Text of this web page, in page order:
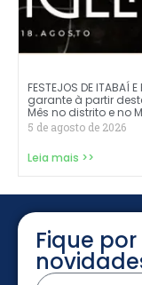
FESTEJOS DE ITABAÍ
garante à partir
Mês no distrito e no
5 de agosto de 2026
Leia mais >>
Fique